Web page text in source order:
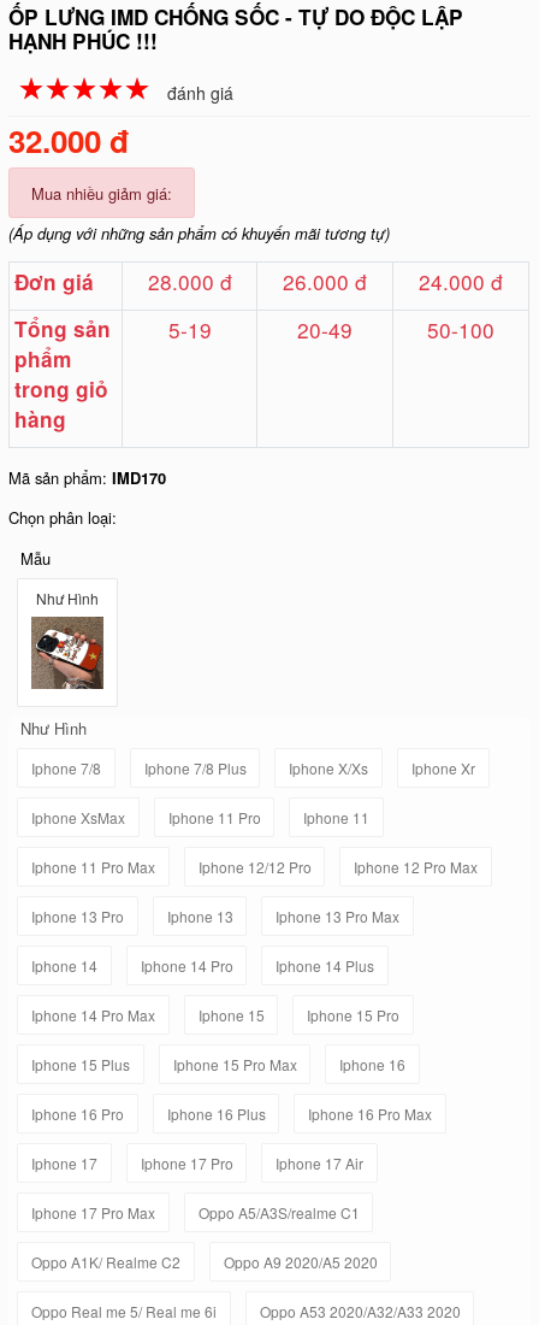
ỐP LƯNG IMD CHỐNG SỐC - TỰ DO ĐỘC LẬP
HẠNH PHÚC !!!
☆☆☆☆☆
★★★★★ đánh giá
32.000 đ
Mua nhiều giảm giá:
(Áp dụng với những sản phẩm có khuyến mãi tương tự)
Đơn giá 28.000 đ 26.000 đ 24.000 đ
Tổng sản
phẩm
trong giỏ
hàng
5-19 20-49 50-100
Mã sản phẩm:IMD170
Chọn phân loại:
Mẫu
Như Hình
Như Hình
Iphone 7/8 Iphone 7/8 Plus Iphone X/Xs Iphone Xr
Iphone XsMax Iphone 11 Pro Iphone 11
Iphone 11 Pro Max Iphone 12/12 Pro Iphone 12 Pro Max
Iphone 13 Pro Iphone 13 Iphone 13 Pro Max
Iphone 14 Iphone 14 Pro Iphone 14 Plus
Iphone 14 Pro Max Iphone 15 Iphone 15 Pro
Iphone 15 Plus Iphone 15 Pro Max Iphone 16
Iphone 16 Pro Iphone 16 Plus Iphone 16 Pro Max
Iphone 17 Iphone 17 Pro Iphone 17 Air
Iphone 17 Pro Max Oppo A5/A3S/realme C1
Oppo A1K/ Realme C2 Oppo A9 2020/A5 2020
Oppo Real me 5/ Real me 6i Oppo A53 2020/A32/A33 2020